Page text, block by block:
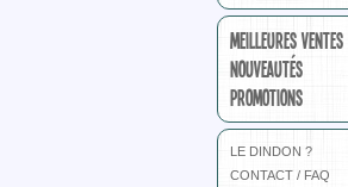
MEILLEURES VENTES
NOUVEAUTÉS
PROMOTIONS
LE DINDON ?
CONTACT / FAQ